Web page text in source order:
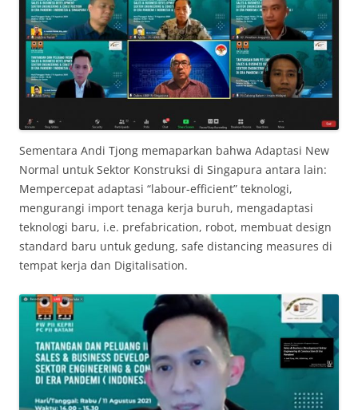
Sementara Andi Tjong memaparkan bahwa Adaptasi New
Normal untuk Sektor Konstruksi di Singapura antara lain:
Mempercepat adaptasi “labour-efficient” teknologi,
mengurangi import tenaga kerja buruh, mengadaptasi
teknologi baru, i.e. prefabrication, robot, membuat design
standard baru untuk gedung, safe distancing measures di
tempat kerja dan Digitalisation.